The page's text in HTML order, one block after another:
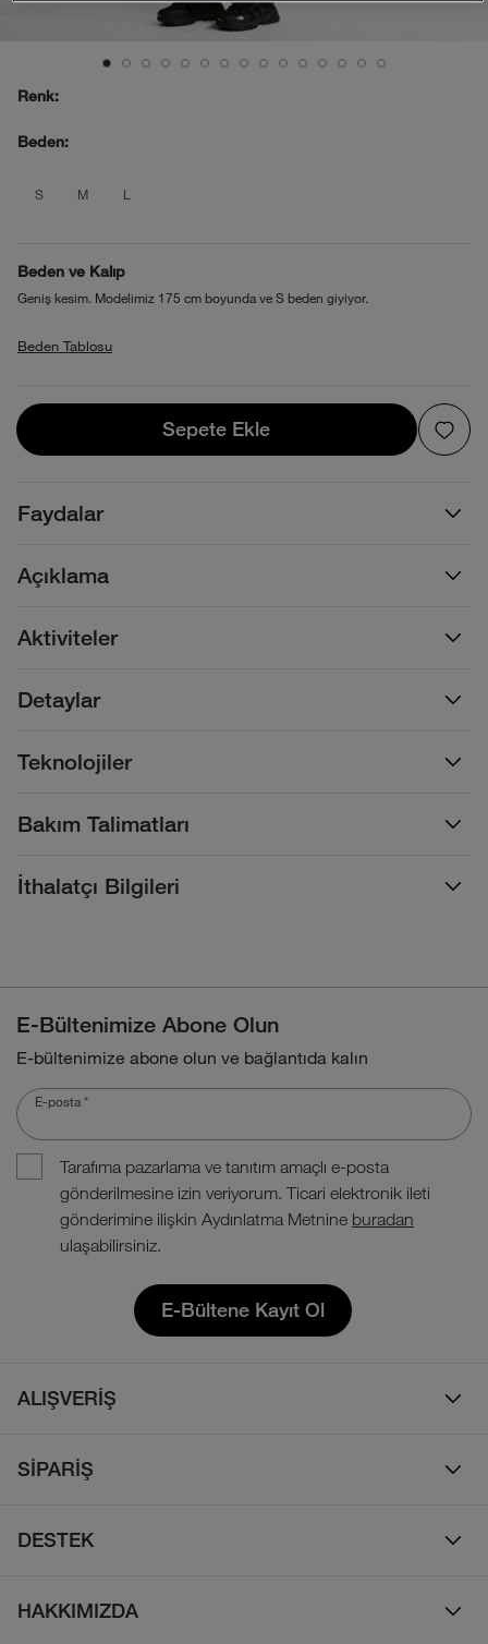
Renk:
Beden:
S M L
Beden ve Kalıp
Geniş kesim. Modelimiz 175 cm boyunda ve S beden giyiyor.
Beden Tablosu
Sepete Ekle
Sepete Ekle
Açıklama
Detaylar
Aktiviteler
Bakım Talimatları
Faydalar
Teknolojiler
İthalatçı Bilgileri
E-Bültenimize Abone Olun
E-bültenimize abone olun ve bağlantıda kalın
E-posta *
Tarafıma pazarlama ve tanıtım amaçlı e-posta
gönderilmesine izin veriyorum. Ticari elektronik ileti
gönderimine ilişkin Aydınlatma Metnine buradan
ulaşabilirsiniz.
E-Bültene Kayıt Ol
ALIŞVERİŞ
Çocuk
Ayakkabı
SİPARİŞ
İade Politikası
DESTEK
HAKKIMIZDA